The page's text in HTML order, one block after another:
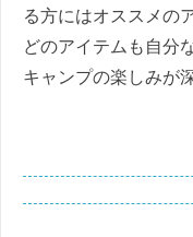
る方にはオススメの
どのアイテムも自分
キャンプの楽しみが